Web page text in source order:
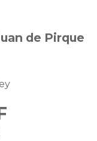
de Pirque